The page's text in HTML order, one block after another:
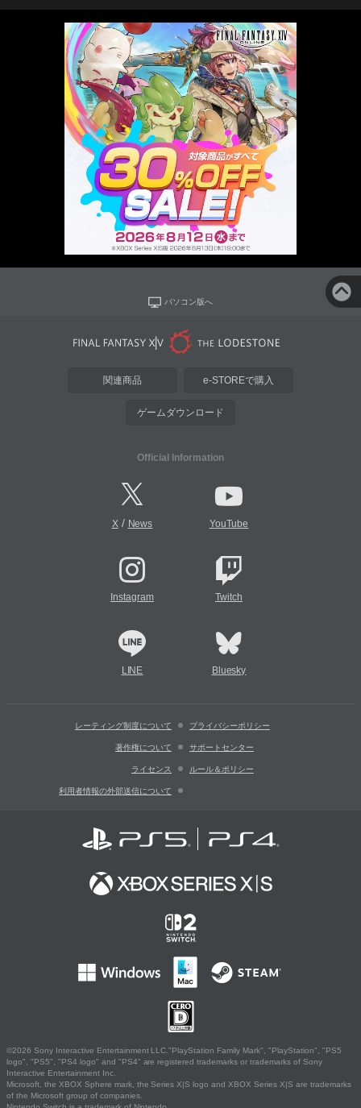
パソコン版へ
関連商品 e-STOREで購入
ゲームダウンロード
Official Information
X/ News YouTube
Instagram Twitch
LINE Bluesky
レーティング制度について プライバシーポリシー
著作権について サポートセンター
ライセンス ルール＆ポリシー
利用者情報の外部送信について
©2026 Sony Interactive Entertainment LLC."PlayStation Family Mark", "PlayStation", "PS5
logo", "PS5", "PS4 logo" and "PS4" are registered trademarks or trademarks of Sony
Interactive Entertainment Inc.
Microsoft, the XBOX Sphere mark, the Series X|S logo and XBOX Series X|S are trademarks
of the Microsoft group of companies.